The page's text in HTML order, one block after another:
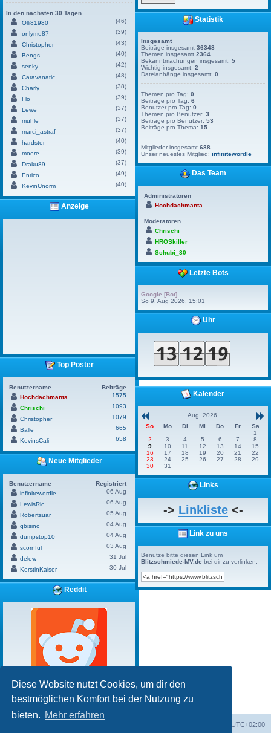
Diese Website nutzt Cookies, um dir den
bestmöglichen Komfort bei der Nutzung zu
bieten. Mehr erfahren
In den nächsten 30 Tagen
Olli81980
(46)
onlyme87
(39)
Christopher
(43)
Bengs
(40)
senky
(42)
Caravanatic
(48)
Charly
(38)
Flo
(39)
Lewe
(37)
mühle
(37)
marci_astraf
(37)
hardster
(40)
moere
(39)
Draku89
(37)
Enrico
(49)
KevinUnorm
(40)
Anzeige
Top Poster
Benutzername
Beiträge
Hochdachmanta
1575
Chrischi
1093
Christopher
1079
Balle
665
KevinsCali
658
Neue Mitglieder
Benutzername
Registriert
infinitewordle
06 Aug
LewisRic
06 Aug
Robertsuar
05 Aug
qbisinc
04 Aug
dumpstop10
04 Aug
scornful
03 Aug
delew
31 Jul
KerstinKaiser
30 Jul
Reddit
Statistik
Insgesamt
Beiträge insgesamt36348
Themen insgesamt2364
Bekanntmachungen insgesamt:5
Wichtig insgesamt:2
Dateianhänge insgesamt:0
Themen pro Tag:0
Beiträge pro Tag:6
Benutzer pro Tag:0
Themen pro Benutzer:3
Beiträge pro Benutzer:53
Beiträge pro Thema:15
Mitglieder insgesamt688
Unser neuestes Mitglied:infinitewordle
Das Team
Administratoren
Hochdachmanta
Moderatoren
Chrischi
HROSkiller
Schubi_80
Letzte Bots
Google [Bot]
So 9. Aug 2026, 15:01
Uhr
Kalender
Aug. 2026
So
Mo Di Mi Do Fr
Sa
1
2
3 4 5 6 7
8
9
10 11 12 13 14
15
16
17 18 19 20 21
22
23
24 25 26 27 28
29
30
31
Links
-> Linkliste<-
Link zu uns
Benutze bitte diesen Link um
Blitzschmiede-MV.de bei dir zu verlinken:
Powered by Board3 Portal© 2009 - 2020 Board3 Group
UTC+02:00